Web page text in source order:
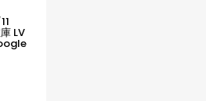
手帳
製
フォ
手
LV
6 7a
フ